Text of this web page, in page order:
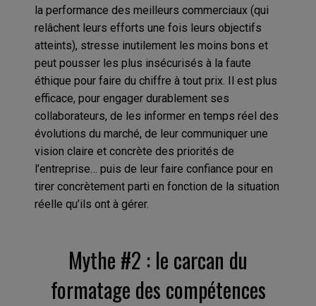
la performance des meilleurs commerciaux (qui
relâchent leurs efforts une fois leurs objectifs
atteints), stresse inutilement les moins bons et
peut pousser les plus insécurisés à la faute
éthique pour faire du chiffre à tout prix. Il est plus
efficace, pour engager durablement ses
collaborateurs, de les informer en temps réel des
évolutions du marché, de leur communiquer une
vision claire et concrète des priorités de
l’entreprise… puis de leur faire confiance pour en
tirer concrètement parti en fonction de la situation
réelle qu’ils ont à gérer.
Mythe #2 : le carcan du
formatage des compétences